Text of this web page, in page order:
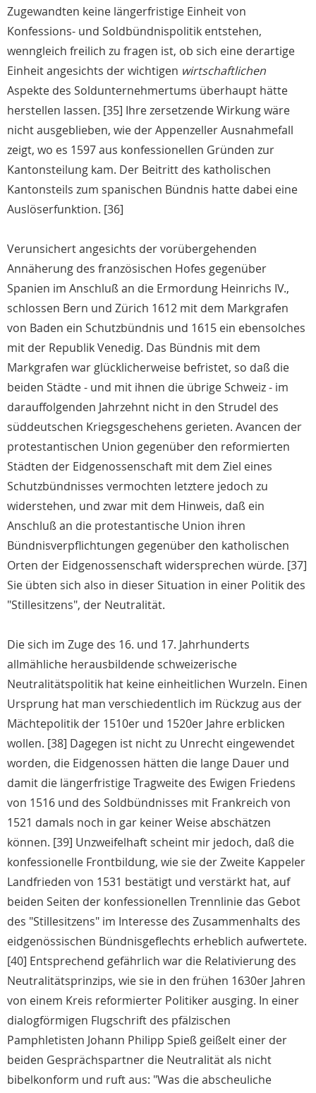
Zugewandten keine längerfristige Einheit von
Konfessions- und Soldbündnispolitik entstehen,
wenngleich freilich zu fragen ist, ob sich eine derartige
Einheit angesichts der wichtigen wirtschaftlichen
Aspekte des Soldunternehmertums überhaupt hätte
herstellen lassen. [35] Ihre zersetzende Wirkung wäre
nicht ausgeblieben, wie der Appenzeller Ausnahmefall
zeigt, wo es 1597 aus konfessionellen Gründen zur
Kantonsteilung kam. Der Beitritt des katholischen
Kantonsteils zum spanischen Bündnis hatte dabei eine
Auslöserfunktion. [36]
Verunsichert angesichts der vorübergehenden
Annäherung des französischen Hofes gegenüber
Spanien im Anschluß an die Ermordung Heinrichs IV.,
schlossen Bern und Zürich 1612 mit dem Markgrafen
von Baden ein Schutzbündnis und 1615 ein ebensolches
mit der Republik Venedig. Das Bündnis mit dem
Markgrafen war glücklicherweise befristet, so daß die
beiden Städte - und mit ihnen die übrige Schweiz - im
darauffolgenden Jahrzehnt nicht in den Strudel des
süddeutschen Kriegsgeschehens gerieten. Avancen der
protestantischen Union gegenüber den reformierten
Städten der Eidgenossenschaft mit dem Ziel eines
Schutzbündnisses vermochten letztere jedoch zu
widerstehen, und zwar mit dem Hinweis, daß ein
Anschluß an die protestantische Union ihren
Bündnisverpflichtungen gegenüber den katholischen
Orten der Eidgenossenschaft widersprechen würde. [37]
Sie übten sich also in dieser Situation in einer Politik des
"Stillesitzens", der Neutralität.
Die sich im Zuge des 16. und 17. Jahrhunderts
allmähliche herausbildende schweizerische
Neutralitätspolitik hat keine einheitlichen Wurzeln. Einen
Ursprung hat man verschiedentlich im Rückzug aus der
Mächtepolitik der 1510er und 1520er Jahre erblicken
wollen. [38] Dagegen ist nicht zu Unrecht eingewendet
worden, die Eidgenossen hätten die lange Dauer und
damit die längerfristige Tragweite des Ewigen Friedens
von 1516 und des Soldbündnisses mit Frankreich von
1521 damals noch in gar keiner Weise abschätzen
können. [39] Unzweifelhaft scheint mir jedoch, daß die
konfessionelle Frontbildung, wie sie der Zweite Kappeler
Landfrieden von 1531 bestätigt und verstärkt hat, auf
beiden Seiten der konfessionellen Trennlinie das Gebot
des "Stillesitzens" im Interesse des Zusammenhalts des
eidgenössischen Bündnisgeflechts erheblich aufwertete.
[40] Entsprechend gefährlich war die Relativierung des
Neutralitätsprinzips, wie sie in den frühen 1630er Jahren
von einem Kreis reformierter Politiker ausging. In einer
dialogförmigen Flugschrift des pfälzischen
Pamphletisten Johann Philipp Spieß geißelt einer der
beiden Gesprächspartner die Neutralität als nicht
bibelkonform und ruft aus: "Was die abscheuliche